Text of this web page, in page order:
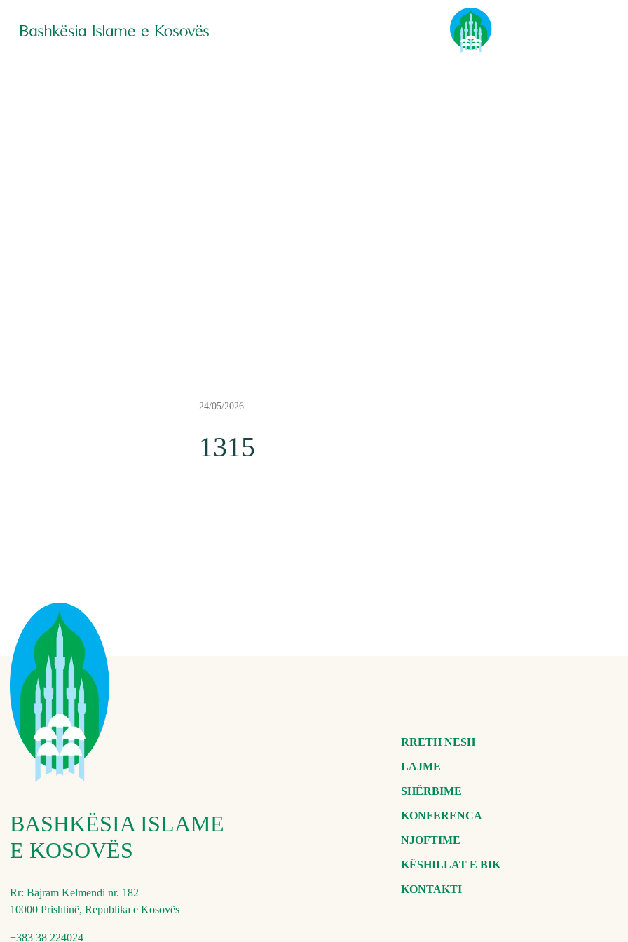
24/05/2026
1315
BASHKËSIA ISLAME
E KOSOVËS
Rr: Bajram Kelmendi nr. 182
10000 Prishtinë, Republika e Kosovës
+383 38 224024
RRETH NESH
LAJME
SHËRBIME
KONFERENCA
NJOFTIME
KËSHILLAT E BIK
KONTAKTI